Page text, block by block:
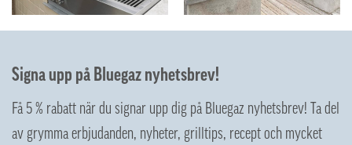
Signa upp på Bluegaz nyhetsbrev!
Få 5 % rabatt när du signar upp dig på Bluegaz nyhetsbrev! Ta del
av grymma erbjudanden, nyheter, grilltips, recept och mycket